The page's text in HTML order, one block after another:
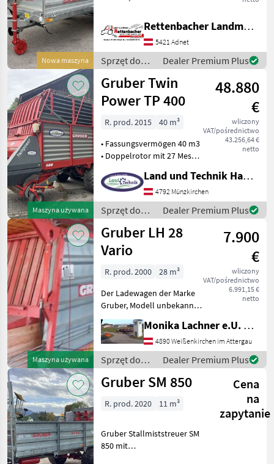
Nowa maszyna
Bereifung 19.0/45-17AS
Liczba osi: 1 oś, Hamulec:
Hamulec hydrauliczny,
Natryskiwanie hydrauliczne
Sprzęt d
Rettenbacher Landmaschinen
5421 Adnet
Sprzęt do
nawożenia i
nawadniania
/ Gruber
Dealer Premium Plus
Maszyna używana
Gruber Twin
Power TP 400
48.880
€
wliczony
VAT/pośrednictwo
43.256,64 €
netto
R. prod. 2015
40 m³
• Fassungsvermögen 40 m3
• Doppelrotor mit 27 Messer
Pendel Pickup 5 reihig mit
180 cm • Tasträder
luftbereift •
Rollenniederhalter •
Land und Technik HandelsgesmbH
4792 Münzkirchen
Sprzęt do
zbioru siana
i paszowy /
Gruber
Dealer Premium Plus
Maszyna używana
Gruber LH 28
Vario
7.900
€
wliczony
VAT/pośrednictwo
6.991,15 €
netto
R. prod. 2000
28 m³
Der Ladewagen der Marke
Gruber, Modell unbekannt,
wurde im Jahr 2000
hergestellt und ist mit
einem Ladevolumen von 28
Litern ausgestattet. Dieses
Modell ist ein Aufb
Monika Lachner e.U. Maschinenhandel
4890 Weißenkirchen im Attergau
Sprzęt do
zbioru siana
i paszowy /
Dealer Premium Plus
Gruber SM 850
Cena
na
zapytanie
R. prod. 2020 11 m³
Gruber Stallmiststreuer SM
850 mit